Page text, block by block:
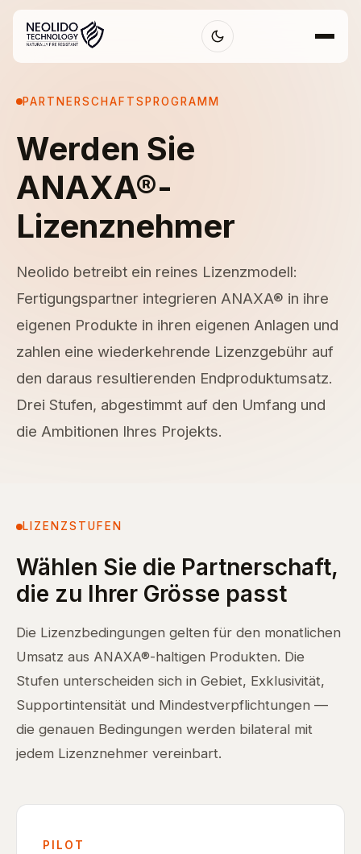
PARTNERSCHAFTSPROGRAMM
Werden Sie
ANAXA®-
Lizenznehmer
Neolido betreibt ein reines Lizenzmodell:
Fertigungspartner integrieren ANAXA® in ihre
eigenen Produkte in ihren eigenen Anlagen und
zahlen eine wiederkehrende Lizenzgebühr auf
den daraus resultierenden Endproduktumsatz.
Drei Stufen, abgestimmt auf den Umfang und
die Ambitionen Ihres Projekts.
LIZENZSTUFEN
Wählen Sie die Partnerschaft,
die zu Ihrer Grösse passt
Die Lizenzbedingungen gelten für den monatlichen
Umsatz aus ANAXA®-haltigen Produkten. Die
Stufen unterscheiden sich in Gebiet, Exklusivität,
Supportintensität und Mindestverpflichtungen —
die genauen Bedingungen werden bilateral mit
jedem Lizenznehmer vereinbart.
PILOT